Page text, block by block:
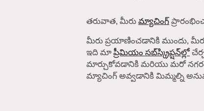
తరువాత, మీరుమ్యాచింగ్
మీరు ప్రయాణించడానికి ముందు,
ఇది మాప్రీమియం సబ్‌స్క్రిప్షన్‌ల్లో
మార్చుకోవడానికి మరియు మరో
మ్యాచింగ్ అవ్వడానికి మిమ్మల్ని